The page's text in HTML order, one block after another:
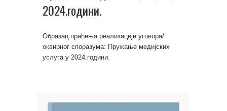
2024.години.
Образац праћења реализације уговора/
оквирног споразума: Пружање медијских
услуга у 2024.години.